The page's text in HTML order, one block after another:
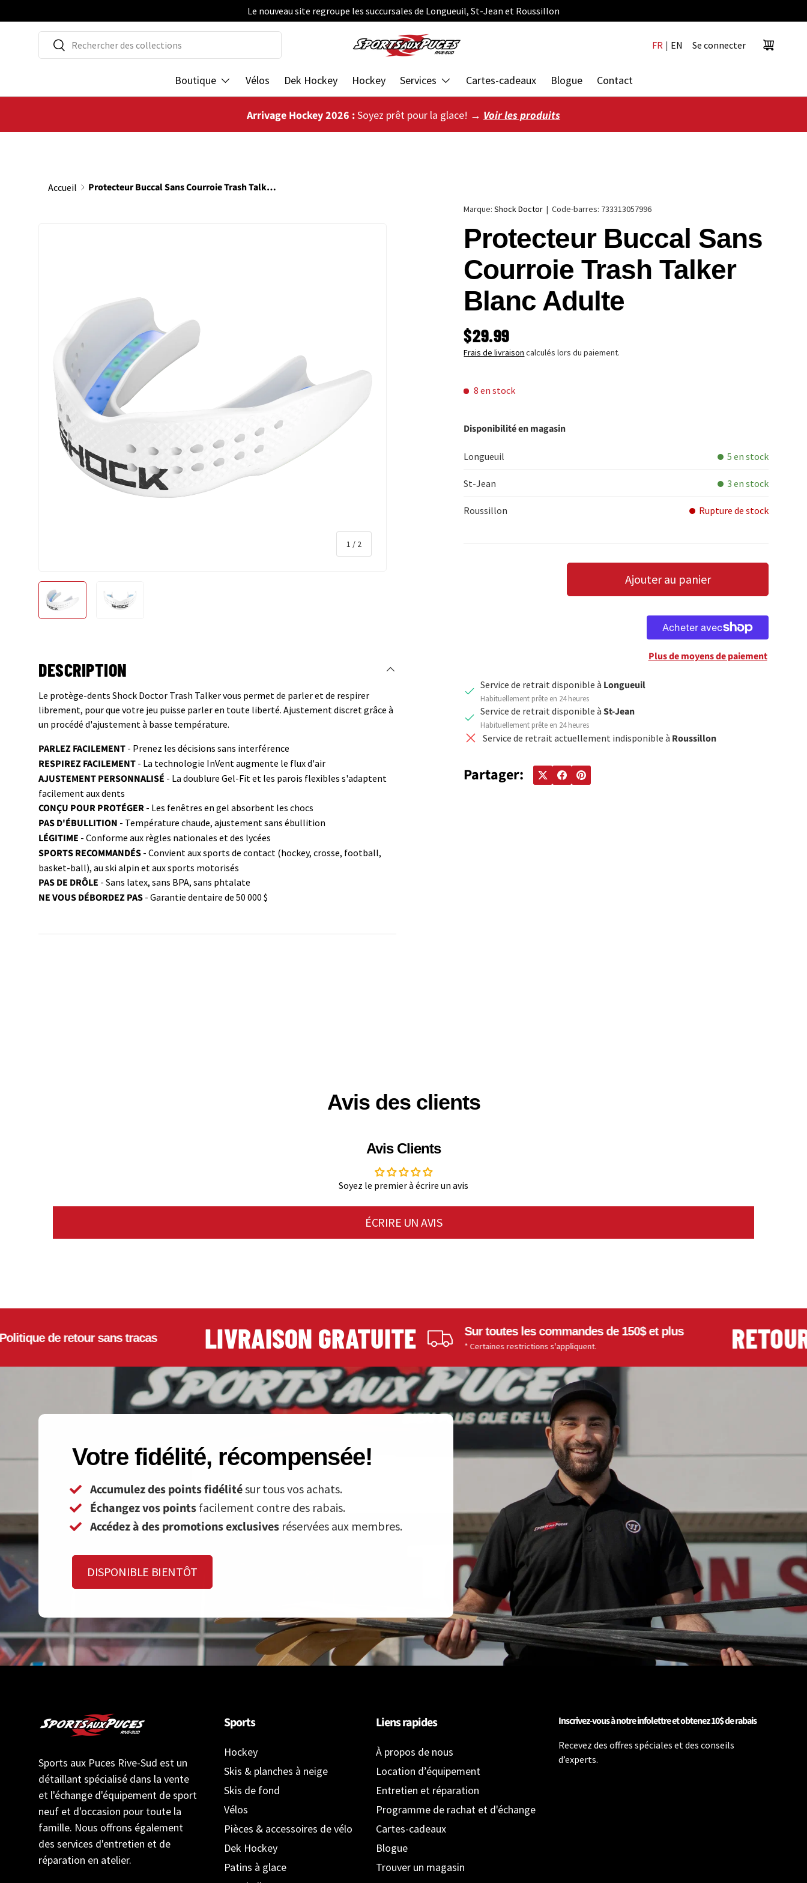
ALLER AU CONTENU
Le nouveau site regroupe les succursales de Longueuil, St-Jean et Roussillon
Recherche
Rechercher FR | EN Se connecter
Panier
Boutique Vélos Dek Hockey Hockey Services Cartes-cadeaux Blogue Contact
Arrivage Hockey 2026 :Soyez prêt pour la glace! → Voir les produits
Accueil Protecteur Buccal Sans Courroie Trash Talker Blanc Adulte
1 / de
2
Marque:Shock Doctor |Code-barres: 733313057996
Protecteur Buccal Sans
Courroie Trash Talker
Blanc Adulte
PRIX HABITUEL
$29.99
Frais de livraison calculés lors du paiement.
8 en stock
Disponibilité en magasin
Longueuil 5 en stock
St-Jean 3 en stock
Roussillon Rupture de stock
AUGMENTER LA QUANTITÉ
Ajouter au panier
Plus de moyens de paiement
Service de retrait disponible à Longueuil
Habituellement prête en 24 heures
Service de retrait disponible àSt-Jean
Habituellement prête en 24 heures
Service de retrait actuellement indisponible à Roussillon
Partager:
DESCRIPTION
Le protège-dents Shock Doctor Trash Talker vous permet de parler et de respirer
librement, pour que votre jeu puisse parler en toute liberté. Ajustement discret grâce à
un procédé d'ajustement à basse température.
PARLEZ FACILEMENT - Prenez les décisions sans interférence
RESPIREZ FACILEMENT - La technologie InVent augmente le flux d'air
AJUSTEMENT PERSONNALISÉ - La doublure Gel-Fit et les parois flexibles s'adaptent
facilement aux dents
CONÇU POUR PROTÉGER - Les fenêtres en gel absorbent les chocs
PAS D'ÉBULLITION - Température chaude, ajustement sans ébullition
LÉGITIME - Conforme aux règles nationales et des lycées
SPORTS RECOMMANDÉS - Convient aux sports de contact (hockey, crosse, football,
basket-ball), au ski alpin et aux sports motorisés
PAS DE DRÔLE - Sans latex, sans BPA, sans phtalate
NE VOUS DÉBORDEZ PAS - Garantie dentaire de 50 000 $
Avis des clients
Avis Clients
Soyez le premier à écrire un avis
ÉCRIRE UN AVIS
de retour sans tracas LIVRAISON GRATUITE Sur toutes les commandes de 150$ et plus
* Certaines restrictions s'appliquent.
Votre fidélité, récompensée!
Accumulez des points fidélitésur tous vos achats.
Échangez vos points facilement contre des rabais.
Accédez à des promotions exclusives réservées aux membres.
DISPONIBLE BIENTÔT
Sports aux Puces Rive-Sud est un
détaillant spécialisé dans la vente
et l'échange d'équipement de sport
neuf et d'occasion pour toute la
famille. Nous offrons également
des services d'entretien et de
réparation en atelier.
Sports
Hockey
Skis & planches à neige
Skis de fond
Vélos
Pièces & accessoires de vélo
Dek Hockey
Patins à glace
Liens rapides
À propos de nous
Location d’équipement
Entretien et réparation
Programme de rachat et d'échange
Cartes-cadeaux
Blogue
Trouver un magasin
Inscrivez-vous à notre infolettre et obtenez 10$ de rabais
Recevez des offres spéciales et des conseils
d’experts.